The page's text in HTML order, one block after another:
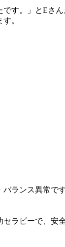
す。」とEさん
。
ランス異常です
ラピーで、安